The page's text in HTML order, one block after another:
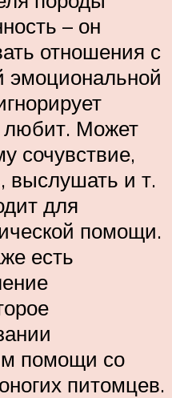
– он
отношения с
эмоциональной
любит. Может
сочувствие,
выслушать и т.
для
помощи.
есть
помощи со
питомцев.